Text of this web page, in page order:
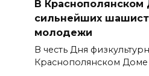
В
сильнейших
молодежи
В честь Дня
Краснополянском Доме